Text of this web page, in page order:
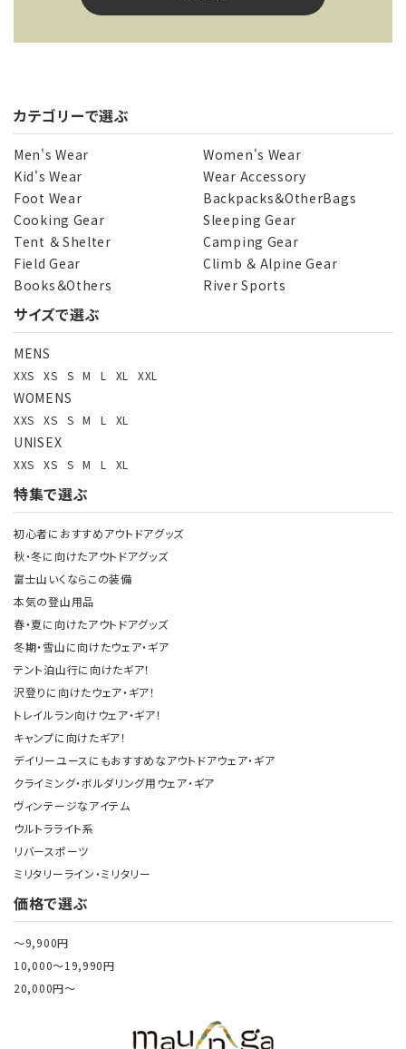
キーワード
カテゴリー
検索する
カテゴリーで選ぶ
Men's Wear
Women's Wear
Kid's Wear
Wear Accessory
Foot Wear
Backpacks＆OtherBags
Cooking Gear
Sleeping Gear
Tent ＆ Shelter
Camping Gear
Field Gear
Climb ＆ Alpine Gear
Books＆Others
River Sports
サイズで選ぶ
MENS
XXS XS S M L XL XXL
WOMENS
XXS XS S M L XL
UNISEX
XXS XS S M L XL
特集で選ぶ
初心者におすすめアウトドアグッズ
秋・冬に向けたアウトドアグッズ
富士山いくならこの装備
本気の登山用品
春・夏に向けたアウトドアグッズ
冬期・雪山に向けたウェア・ギア
テント泊山行に向けたギア！
沢登りに向けたウェア・ギア！
トレイルラン向けウェア・ギア！
キャンプに向けたギア！
デイリーユースにもおすすめなアウトドアウェア・ギア
クライミング・ボルダリング用ウェア・ギア
ヴィンテージなアイテム
ウルトラライト系
リバースポーツ
ミリタリーライン・ミリタリー
価格で選ぶ
～9,900円
10,000～19,990円
20,000円～